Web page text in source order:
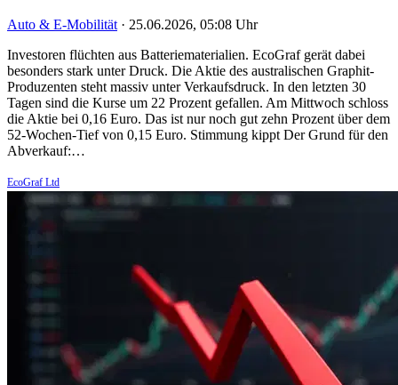
Auto & E-Mobilität · 25.06.2026, 05:08 Uhr
Investoren flüchten aus Batteriematerialien. EcoGraf gerät dabei
besonders stark unter Druck. Die Aktie des australischen Graphit-
Produzenten steht massiv unter Verkaufsdruck. In den letzten 30
Tagen sind die Kurse um 22 Prozent gefallen. Am Mittwoch schloss
die Aktie bei 0,16 Euro. Das ist nur noch gut zehn Prozent über dem
52-Wochen-Tief von 0,15 Euro. Stimmung kippt Der Grund für den
Abverkauf:…
EcoGraf Ltd